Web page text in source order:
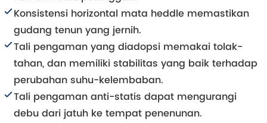
Konsistensi horizontal mata heddle memastikan
gudang tenun yang jernih.
Tali pengaman yang diadopsi memakai tolak-
tahan, dan memiliki stabilitas yang baik terhadap
perubahan suhu-kelembaban.
Tali pengaman anti-statis dapat mengurangi
debu dari jatuh ke tempat penenunan.